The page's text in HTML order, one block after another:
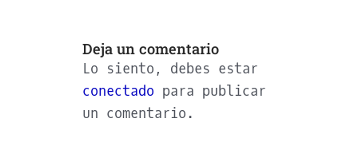
Deja un comentario
Lo siento, debes estar
conectado para publicar
un comentario.